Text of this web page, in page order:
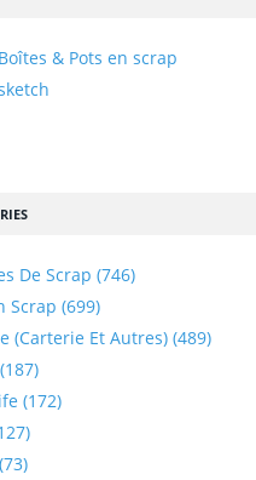
& Pots en scrap
De Scrap (746)
Scrap (699)
(carterie Et Autres) (489)
(172)